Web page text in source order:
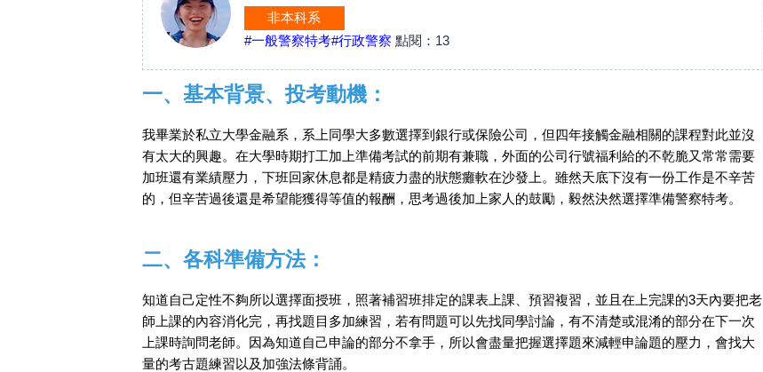
非本科系
#一般警察特考#行政警察 點閱： 13
一、基本背景、投考動機：
我畢業於私立大學金融系，系上同學大多數選擇到銀行或保險公司，但四年接觸金融相關的課程對此並沒
有太大的興趣。在大學時期打工加上準備考試的前期有兼職，外面的公司行號福利給的不乾脆又常常需要
加班還有業績壓力，下班回家休息都是精疲力盡的狀態癱軟在沙發上。雖然天底下沒有一份工作是不辛苦
的，但辛苦過後還是希望能獲得等值的報酬，思考過後加上家人的鼓勵，毅然決然選擇準備警察特考。
二、各科準備方法：
知道自己定性不夠所以選擇面授班，照著補習班排定的課表上課、預習複習，並且在上完課的3天內要把老
師上課的內容消化完，再找題目多加練習，若有問題可以先找同學討論，有不清楚或混淆的部分在下一次
上課時詢問老師。因為知道自己申論的部分不拿手，所以會盡量把握選擇題來減輕申論題的壓力，會找大
量的考古題練習以及加強法條背誦。